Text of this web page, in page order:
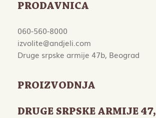
PRODAVNICA
060-560-8000
izvolite@andjeli.com
Druge srpske armije 47b, Beograd
PROIZVODNJA
DRUGE SRPSKE ARMIJE 47,